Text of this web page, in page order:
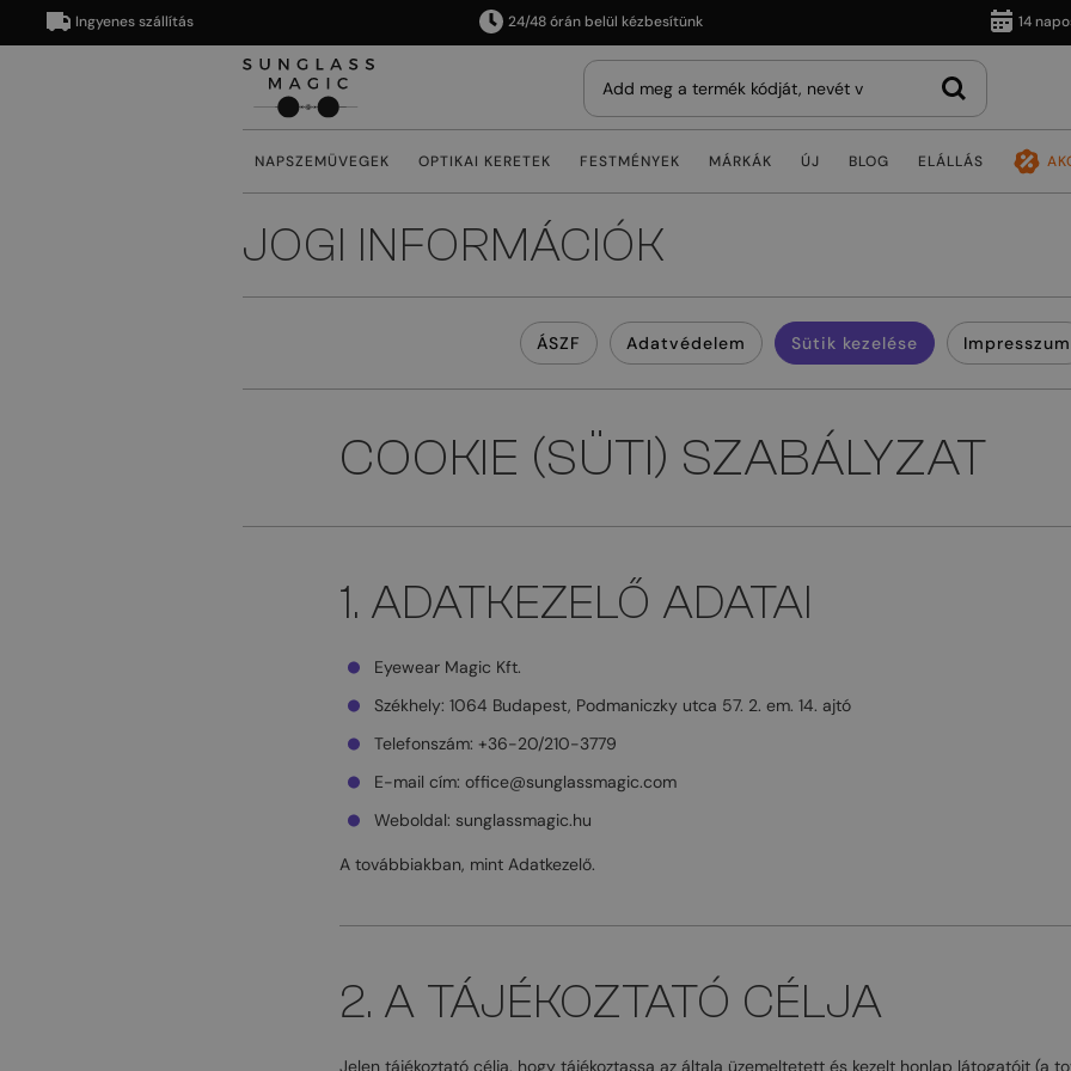
Ingyenes szállítás 24/48 órán belül kézbesítünk 14 napos
NAPSZEMÜVEGEK OPTIKAI KERETEK FESTMÉNYEK MÁRKÁK ÚJ BLOG ELÁLLÁS
JOGI INFORMÁCIÓK
ÁSZF Adatvédelem Sütik kezelése Impresszum
COOKIE (SÜTI) SZABÁLYZAT
1. ADATKEZELŐ ADATAI
Eyewear Magic Kft.
Székhely: 1064 Budapest, Podmaniczky utca 57. 2. em. 14. ajtó
Telefonszám: +36-20/210-3779
E-mail cím: office@sunglassmagic.com
Weboldal: sunglassmagic.hu
A továbbiakban, mint Adatkezelő.
2. A TÁJÉKOZTATÓ CÉLJA
Jelen tájékoztató célja, hogy tájékoztassa az általa üzemeltetett és kezelt honlap látogatóit (a